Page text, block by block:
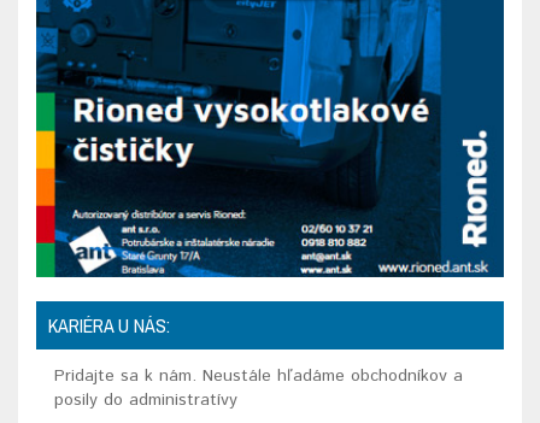
KARIÉRA U NÁS:
Pridajte sa k nám. Neustále hľadáme obchodníkov a
posily do administratívy